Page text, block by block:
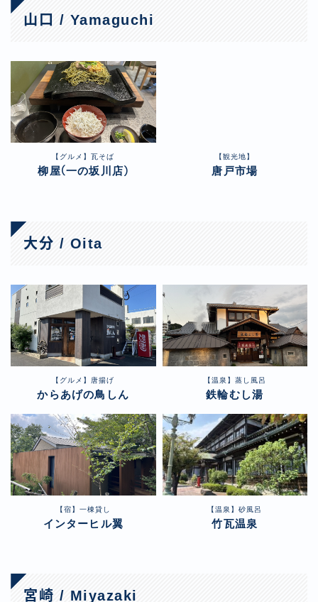
山口 / Yamaguchi
【グルメ】瓦そば
柳屋(一の坂川店)
【観光地】
唐戸市場
大分 / Oita
【グルメ】唐揚げ
からあげの鳥しん
【温泉】蒸し風呂
鉄輪むし湯
【宿】一棟貸し
インターヒル翼
【温泉】砂風呂
竹瓦温泉
宮崎 / Miyazaki